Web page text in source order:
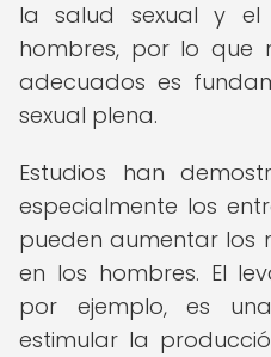
la salud sexual y el
hombres, por lo que
adecuados es
sexual plena.
Estudios han
especialmente los
pueden aumentar los
en los hombres. El
por ejemplo, es
estimular la